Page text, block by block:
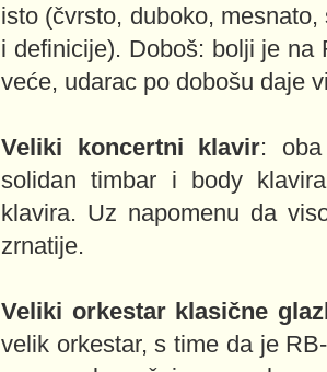
isto (čvrsto, duboko,
i definicije). Doboš: bolji je na
veće, udarac po dobošu daje
Veliki koncertni klavir: oba
solidan timbar i body
klavira. Uz napomenu da
zrnatije.
Veliki orkestar klasične
velik orkestar, s time da je